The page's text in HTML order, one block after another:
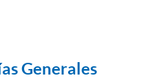
Generales